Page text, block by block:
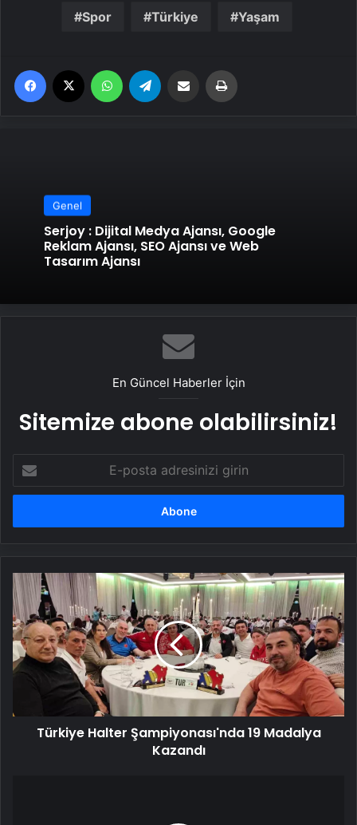
Spor Türkiye Yaşam
Facebook WhatsApp Email'den paylaş
Genel
Serjoy : Dijital Medya Ajansı, Google
Reklam Ajansı, SEO Ajansı ve Web
Tasarım Ajansı
En Güncel Haberler İçin
Sitemize abone olabilirsiniz!
posta
adresinizi
Türkiye
Halter
Şampiyonası'nda
19
Madalya
Kazandı
Türkiye Halter Şampiyonası'nda 19 Madalya
Kazandı